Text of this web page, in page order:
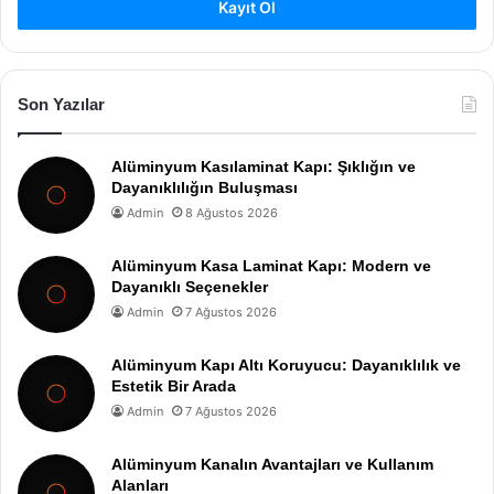
Kayıt Ol
Son Yazılar
Alüminyum Kasılaminat Kapı: Şıklığın ve
Dayanıklılığın Buluşması
Admin 8 Ağustos 2026
Alüminyum Kasa Laminat Kapı: Modern ve
Dayanıklı Seçenekler
Admin 7 Ağustos 2026
Alüminyum Kapı Altı Koruyucu: Dayanıklılık ve
Estetik Bir Arada
Admin 7 Ağustos 2026
Alüminyum Kanalın Avantajları ve Kullanım
Alanları